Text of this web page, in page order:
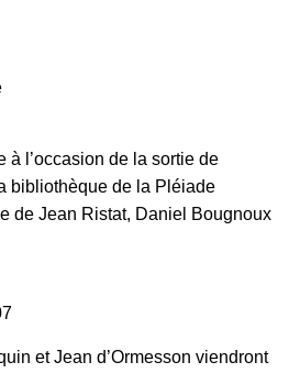
à l’occasion de la sortie de
bibliothèque de la Pléiade
de Jean Ristat, Daniel Bougnoux
et Jean d’Ormesson viendront